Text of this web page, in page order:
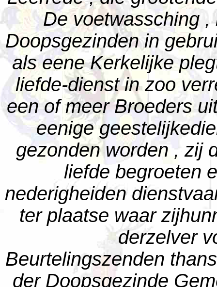
De voetwassching
Doopsgezinden in
als eene Kerkelijke
liefde-dienst in zoo
een of meer Broeders
eenige
gezonden worden , zij
liefde begroeten
nederigheiden
ter plaatse waar
derzelver
Beurtelingszenden
der Doopsgezinde